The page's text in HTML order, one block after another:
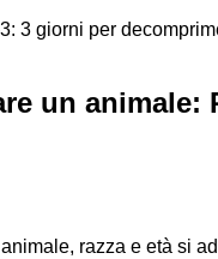
3 giorni per
un animale:
razza e età si